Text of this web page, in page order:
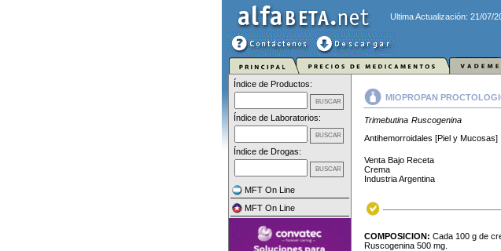
Ultima Actualización: 21/07/
Índice de Productos:
Índice de Laboratorios:
Índice de Drogas:
MFT On Line
MFT On Line
MIOPROPAN
Trimebutina Ruscogenina
Antihemorroidales [Piel y Mucosas]
Venta Bajo Receta
Crema
Industria Argentina
COMPOSICION: Cada 100 g de
Ruscogenina 500 mg.